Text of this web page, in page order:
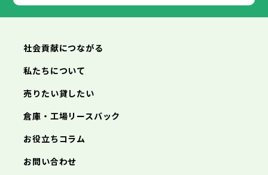
社会貢献につながる
私たちについて
売りたい貸したい
倉庫・工場リースバック
お役立ちコラム
お問い合わせ